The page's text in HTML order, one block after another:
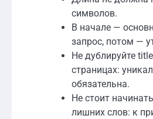
символов.
В начале —
запрос, потом —
Не дублируйте
страницах:
обязательна.
Не стоит
лишних слов: к